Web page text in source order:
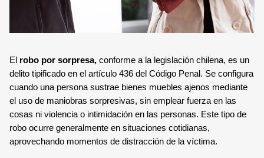
SENSORES DE
SENSOR PERIMETRAL
DETECTOR DE HUMO
El robo por sorpresa, conforme a la legislación chilena, es un
delito tipificado en el artículo 436 del Código Penal. Se configura
cuando una persona sustrae bienes muebles ajenos mediante
el uso de maniobras sorpresivas, sin emplear fuerza en las
cosas ni violencia o intimidación en las personas. Este tipo de
robo ocurre generalmente en situaciones cotidianas,
aprovechando momentos de distracción de la víctima.